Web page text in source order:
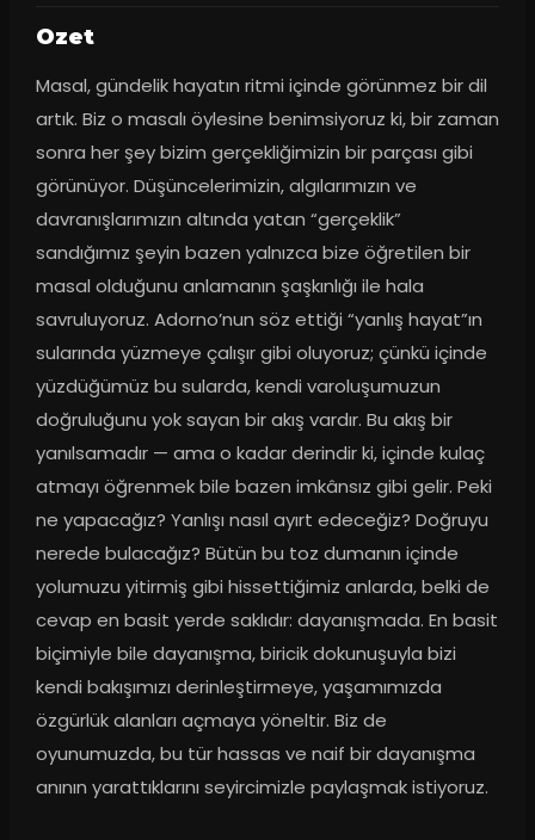
Ozet
Masal, gündelik hayatın ritmi içinde görünmez bir dil
artık. Biz o masalı öylesine benimsiyoruz ki, bir zaman
sonra her şey bizim gerçekliğimizin bir parçası gibi
görünüyor. Düşüncelerimizin, algılarımızın ve
davranışlarımızın altında yatan “gerçeklik”
sandığımız şeyin bazen yalnızca bize öğretilen bir
masal olduğunu anlamanın şaşkınlığı ile hala
savruluyoruz. Adorno’nun söz ettiği “yanlış hayat”ın
sularında yüzmeye çalışır gibi oluyoruz; çünkü içinde
yüzdüğümüz bu sularda, kendi varoluşumuzun
doğruluğunu yok sayan bir akış vardır. Bu akış bir
yanılsamadır — ama o kadar derindir ki, içinde kulaç
atmayı öğrenmek bile bazen imkânsız gibi gelir. Peki
ne yapacağız? Yanlışı nasıl ayırt edeceğiz? Doğruyu
nerede bulacağız? Bütün bu toz dumanın içinde
yolumuzu yitirmiş gibi hissettiğimiz anlarda, belki de
cevap en basit yerde saklıdır: dayanışmada. En basit
biçimiyle bile dayanışma, biricik dokunuşuyla bizi
kendi bakışımızı derinleştirmeye, yaşamımızda
özgürlük alanları açmaya yöneltir. Biz de
oyunumuzda, bu tür hassas ve naif bir dayanışma
anının yarattıklarını seyircimizle paylaşmak istiyoruz.